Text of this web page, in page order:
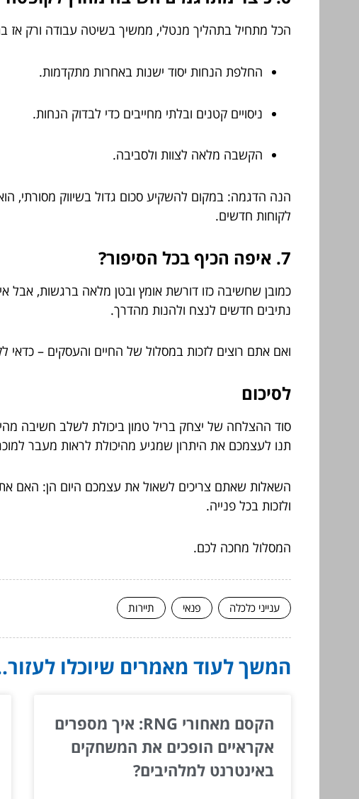
הכל מתחיל בתהליך מנטלי, ממשיך בשיטה עבודה ורק
החלפת הנחות יסוד ישנות באחרות מתקדמות.
ניסויים קטנים ובלתי מחייבים כדי לבדוק הנחות.
הקשבה מלאה לצוות ולסביבה.
הנה הדגמה: במקום להשקיע סכום גדול בשיווק מסורתי,
לקוחות חדשים.
7. איפה הכיף בכל הסיפור?
כמובן שחשיבה כזו דורשת אומץ ובטן מלאה ברגשות, אבל
נתיבים חדשים לנצח ולהנות מהדרך.
ואם אתם רוצים לזכות במסלול של החיים והעסקים –
לסיכום
סוד ההצלחה של יצחק בריל טמון ביכולת לשלב חשיבה
תנו לעצמכם את היתרון שמגיע מהיכולת לראות מעבר
השאלות שאתם צריכים לשאול את עצמכם היום הן: האם
ולזכות בכל פנייה.
המסלול מחכה לכם.
ענייני כלכלה פנאי תיירות
המשך לעוד מאמרים שיוכלו
הקסם מאחורי RNG: איך מספרים
אקראיים הופכים את המשחקים
באינטרנט למלהיבים?